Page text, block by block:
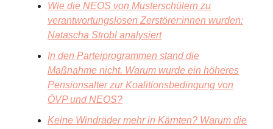
Wie die NEOS von Musterschülern zu
verantwortungslosen Zerstörer:innen wurden:
Natascha Strobl analysiert
In den Parteiprogrammen stand die
Maßnahme nicht. Warum wurde ein höheres
Pensionsalter zur Koalitionsbedingung von
ÖVP und NEOS?
Keine Windräder mehr in Kärnten? Warum die